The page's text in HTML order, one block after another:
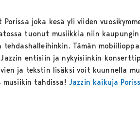
Porissa joka kesä yli viiden
tuonut musiikkia niin
tehdashalleihinkin. Tämän
entisiin ja nykyisiinkin
ja tekstin lisäksi voit kuunnella
tahdissa! Jazzin kaikuja